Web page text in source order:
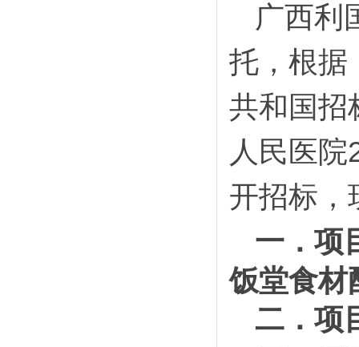
广西利
托， 根据
共和国招
人民医院
开招标，
一 ． 项
饭堂食材
二 ． 项